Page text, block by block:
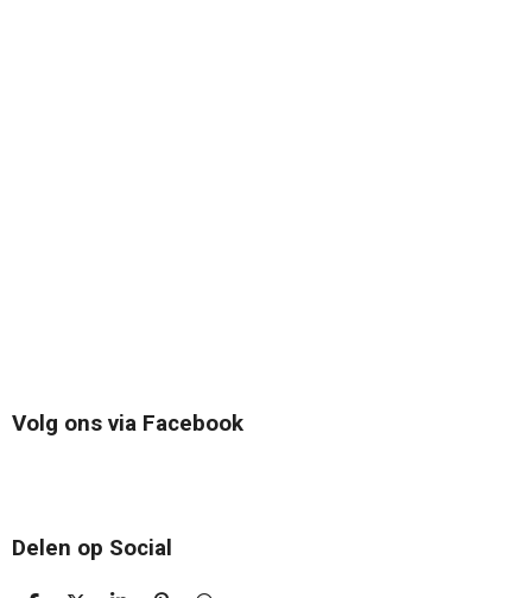
Volg ons via Facebook
Delen op Social